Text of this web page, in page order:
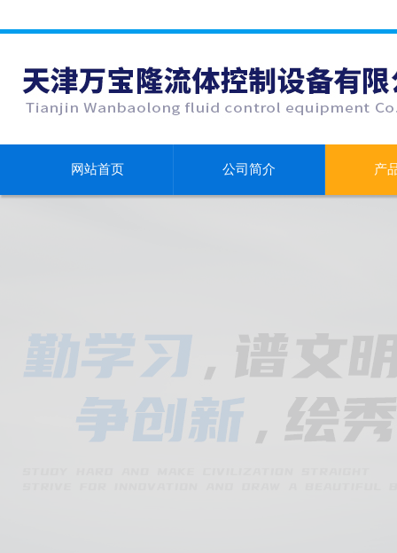
网站首页 公司简介 产